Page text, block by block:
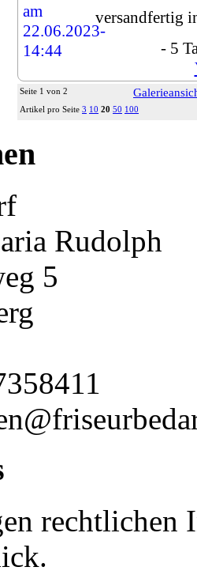
versandfertig
- 5
Seite 1 von 2
Artikel pro Seite 3 10 20 50 100
Rudolph
5
rechtlichen